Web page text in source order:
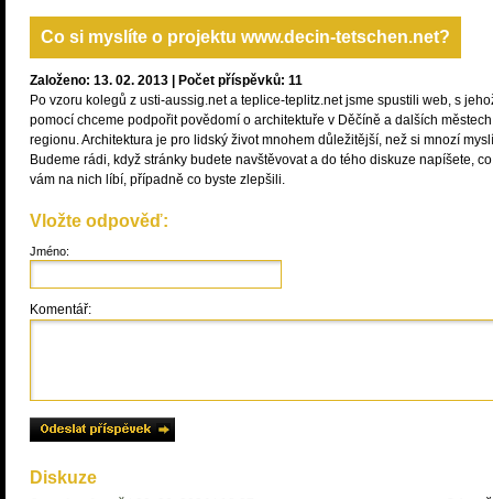
Co si myslíte o projektu www.decin-tetschen.net?
Založeno: 13. 02. 2013 | Počet příspěvků: 11
Po vzoru kolegů z usti-aussig.net a teplice-teplitz.net jsme spustili web, s
pomocí chceme podpořit povědomí o architektuře v Děčíně a dalších městech
regionu. Architektura je pro lidský život mnohem důležitější, než si mnozí
Budeme rádi, když stránky budete navštěvovat a do tého diskuze napíšete,
vám na nich líbí, případně co byste zlepšili.
Vložte odpověď:
Jméno:
Komentář:
Diskuze